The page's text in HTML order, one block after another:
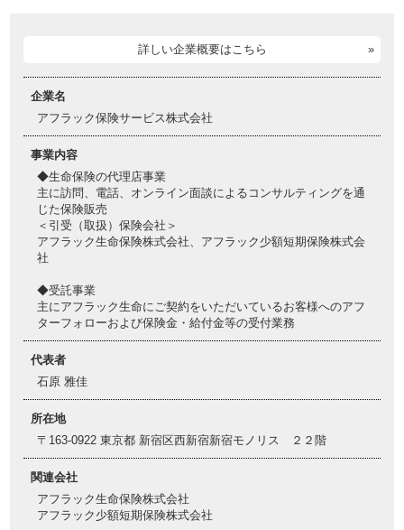
詳しい企業概要はこちら
企業名
アフラック保険サービス株式会社
事業内容
◆生命保険の代理店事業
主に訪問、電話、オンライン面談によるコンサルティングを通
じた保険販売
＜引受（取扱）保険会社＞
アフラック生命保険株式会社、アフラック少額短期保険株式会
社
◆受託事業
主にアフラック生命にご契約をいただいているお客様へのアフ
ターフォローおよび保険金・給付金等の受付業務
代表者
石原 雅佳
所在地
〒163-0922 東京都 新宿区西新宿新宿モノリス ２２階
関連会社
アフラック生命保険株式会社
アフラック少額短期保険株式会社